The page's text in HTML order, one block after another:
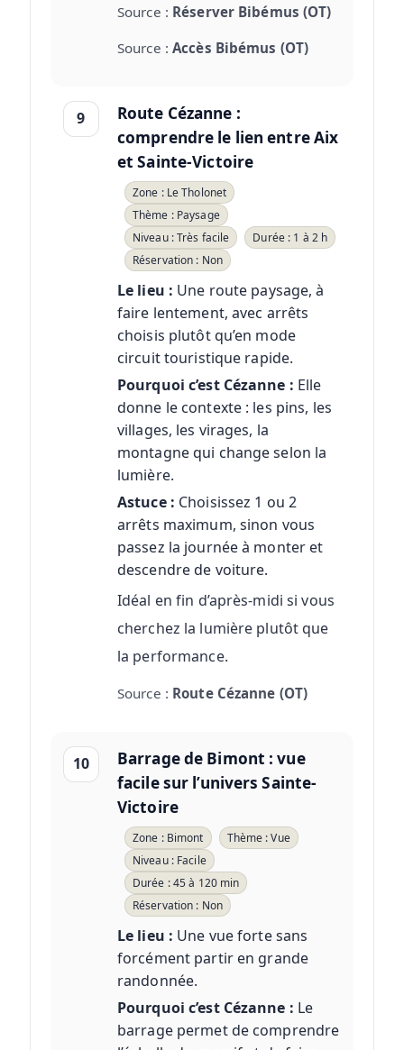
Source : Réserver Bibémus (OT)
Source :Accès Bibémus (OT)
9
Route Cézanne :
comprendre le lien entre Aix
et Sainte-Victoire
Zone : Le Tholonet
Thème : Paysage
Niveau : Très facile
Durée : 1 à 2 h
Réservation : Non
Le lieu : Une route paysage, à
faire lentement, avec arrêts
choisis plutôt qu’en mode
circuit touristique rapide.
Pourquoi c’est Cézanne : Elle
donne le contexte : les pins, les
villages, les virages, la
montagne qui change selon la
lumière.
Astuce : Choisissez 1 ou 2
arrêts maximum, sinon vous
passez la journée à monter et
descendre de voiture.
Idéal en fin d’après-midi si vous
cherchez la lumière plutôt que
la performance.
Source : Route Cézanne (OT)
10
Barrage de Bimont : vue
facile sur l’univers Sainte-
Victoire
Zone : Bimont
Thème : Vue
Niveau : Facile
Durée : 45 à 120 min
Réservation : Non
Le lieu : Une vue forte sans
forcément partir en grande
randonnée.
Pourquoi c’est Cézanne : Le
barrage permet de comprendre